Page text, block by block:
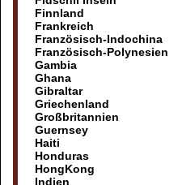
Finnland
Frankreich
Französisch-Indochina
Französisch-Polynesien
Gambia
Ghana
Gibraltar
Griechenland
Großbritannien
Guernsey
Haiti
Honduras
HongKong
Indien